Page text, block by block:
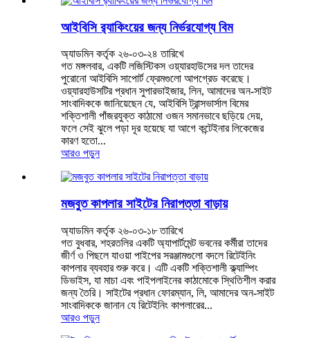
আইবিসি র‍্যাকিংয়ের জন্য নির্ভরযোগ্য বিম
অ্যাডমিন কর্তৃক ২৬-০৩-২৪ তারিখে
গত মঙ্গলবার, একটি লজিস্টিকস ওয়্যারহাউসের দল তাদের
পুরোনো আইবিসি সাপোর্ট ফ্রেমগুলো আপগ্রেড করেছে।
ওয়্যারহাউসটির প্রধান সুপারভাইজার, লিন, আমাদের অন-সাইট
সাংবাদিককে জানিয়েছেন যে, আইবিসি ট্রান্সভার্সাল বিমের
শক্তিশালী পাঁজরযুক্ত কাঠামো ওজন সমানভাবে ছড়িয়ে দেয়,
ফলে সেই ঝুলে পড়া দূর হয়েছে যা আগে কন্টেইনার লিকেজের
কারণ হতো...
আরও পড়ুন
মজবুত কাপলার সাইটের নিরাপত্তা বাড়ায়
অ্যাডমিন কর্তৃক ২৬-০৩-১৮ তারিখে
গত বুধবার, শহরতলির একটি অ্যাপার্টমেন্ট ভবনের কর্মীরা তাদের
জীর্ণ ও পিছলে যাওয়া পাইপের সরঞ্জামগুলো বদলে রিটেইনিং
কাপলার ব্যবহার শুরু করে। এটি একটি শক্তিশালী ক্ল্যাম্পিং
ডিভাইস, যা মাচা এবং পাইপলাইনের কাঠামোকে স্থিতিশীল করার
জন্য তৈরি। সাইটের প্রধান ফোরম্যান, লি, আমাদের অন-সাইট
সাংবাদিককে জানান যে রিটেইনিং কাপলারের...
আরও পড়ুন